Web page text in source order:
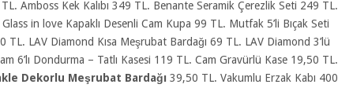
TL. Amboss Kek Kalıbı 349 TL. Benante Seramik Çerezlik Seti 249 TL.
in love Kapaklı Desenli Cam Kupa 99 TL. Mutfak 5’li Bıçak Seti
TL. LAV Diamond Kısa Meşrubat Bardağı 69 TL. LAV Diamond 3’lü
6’lı Dondurma – Tatlı Kasesi 119 TL. Cam Gravürlü Kase 19,50 TL.
Dekorlu Meşrubat Bardağı 39,50 TL. Vakumlu Erzak Kabı 400